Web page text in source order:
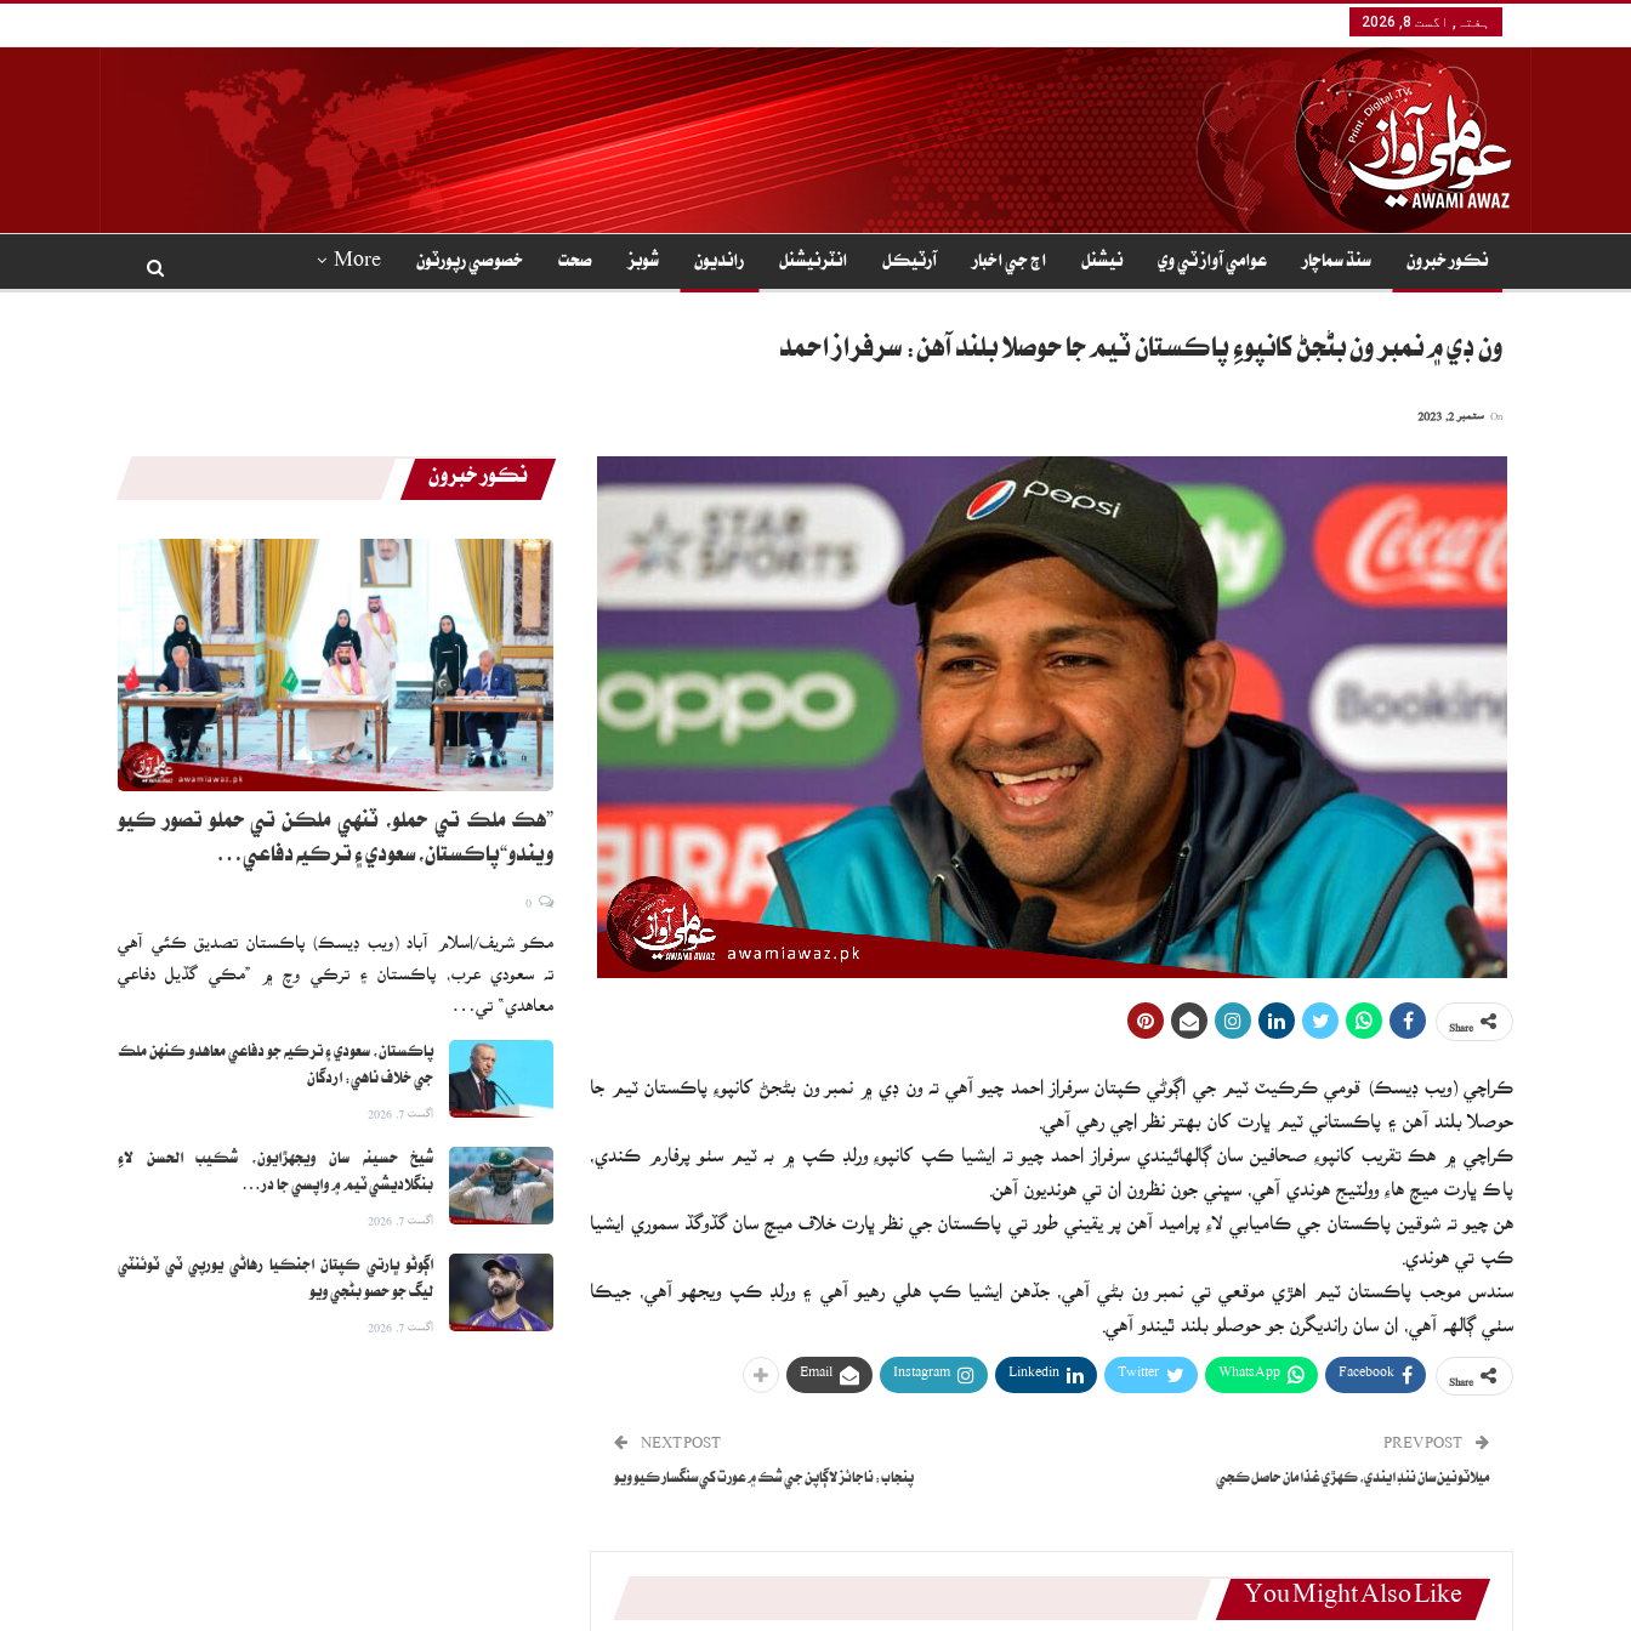
ہفتہ, اگست 8, 2026
نڪور خبرون سنڌ سماچار عوامي آواز ٽي وي نيشنل اڄ جي اخبار آرٽيڪل انٽرنيشنل رانديون شوبز صحت خصوصي رپورٽون More
ون ڊي ۾ نمبر ون بڻجڻ کانپوءِ پاڪستان ٽيم جا حوصلا بلند آهن: سرفراز احمد
ڪراچي (ويب ڊيسڪ) قومي ڪرڪيٽ ٽيم جي اڳوڻي ڪپتان سرفراز احمد چيو آهي ته ون ڊي ۾ نمبر ون بڻجڻ کانپوءِ پاڪستان ٽيم جا
حوصلا بلند آهن ۽ پاڪستاني ٽيم ڀارت کان بهتر نظر اچي رهي آهي.
ڪراچي ۾ هڪ تقريب کانپوءِ صحافين سان ڳالهائيندي سرفراز احمد چيو ته ايشيا ڪپ کانپوءِ ورلڊ ڪپ ۾ به ٽيم سٺو پرفارم ڪندي،
پاڪ ڀارت ميچ هاءِ وولٽيج هوندي آهي، سڀني جون نظرون ان تي هونديون آهن.
هن چيو ته شوقين پاڪستان جي ڪاميابي لاءِ پراميد آهن پر يقيني طور تي پاڪستان جي نظر ڀارت خلاف ميچ سان گڏوگڏ سموري ايشيا
سندس موجب پاڪستان ٽيم اهڙي موقعي تي نمبر ون بڻي آهي، جڏهن ايشيا ڪپ هلي رهيو آهي ۽ ورلڊ ڪپ ويجهو آهي، جيڪا
سٺي ڳالهه آهي، ان سان رانديگرن جو حوصلو بلند ٿيندو آهي.
Facebook
WhatsApp
Twitter
Linkedin
Instagram
Email
ميلاٽونين سان ننڊ ايندي، ڪهڙي غذا مان حاصل ڪجي
NEXT POST
پنجاب: ناجائز لاڳاپن جي شڪ ۾ عورت کي سنگسار ڪيو ويو
You Might Also Like
نڪور خبرون
”هڪ ملڪ تي حملو، ٽنهي ملڪن تي حملو تصور ڪيو
ويندو“پاڪستان، سعودي ۽ ترڪيه دفاعي…
مڪو شريف/اسلام آباد (ويب ڊيسڪ) پاڪستان تصديق ڪئي آهي
ته سعودي عرب، پاڪستان ۽ ترڪي وچ ۾ ”مڪي گڏيل دفاعي
معاهدي“ تي…
پاڪستان، سعودي ۽ ترڪيه جو دفاعي معاهدو ڪنهن ملڪ
جي خلاف ناهي: اردگان
اگست 7, 2026
شيخ حسينه سان ويجهڙايون، شڪيب الحسن لاءِ
بنگلاديشي ٽيم ۾ واپسي جا در…
اگست 7, 2026
اڳوڻو ڀارتي ڪپتان اجنڪيا رهاڻي يورپي ٽي ٽوئنٽي
ليگ جو حصو بڻجي ويو
اگست 7, 2026